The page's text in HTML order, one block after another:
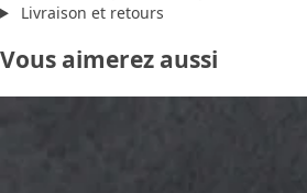
Livraison et retours
Vous aimerez aussi